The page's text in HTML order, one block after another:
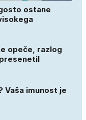
ostane
opeče, razlog
Vaša imunost je